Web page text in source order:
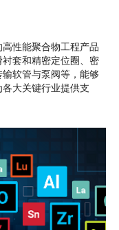
性能聚合物工程产品
套和精密定位圈、密
软管与泵阀等，能够
大关键行业提供支